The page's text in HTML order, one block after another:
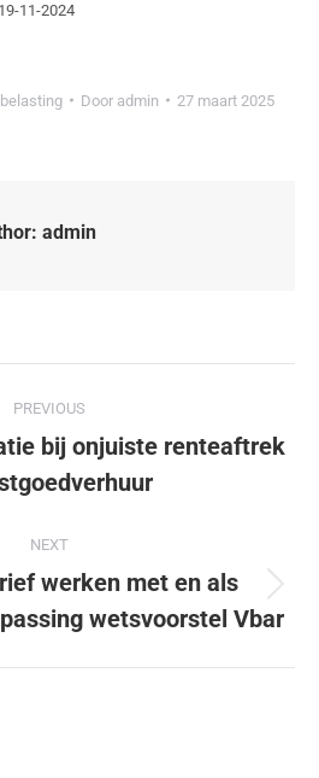
11-2024
Door admin 27 maart 2025
admin
PREVIOUS
bij onjuiste renteaftrek
NEXT
werken met en als
wetsvoorstel Vbar